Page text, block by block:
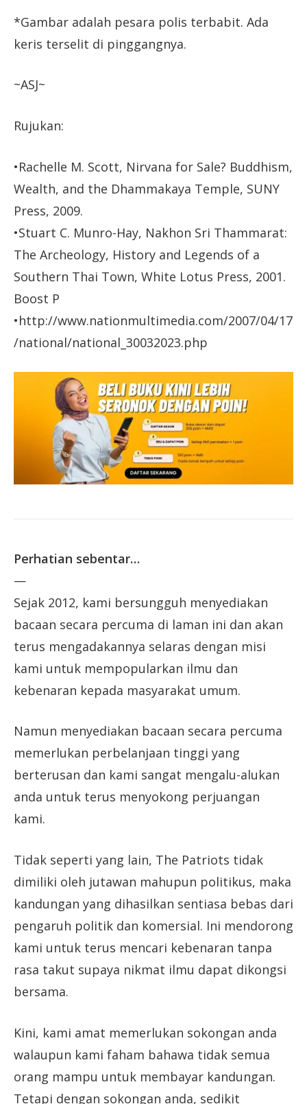
*Gambar adalah pesara polis terbabit. Ada
keris terselit di pinggangnya.
~ASJ~
Rujukan:
•Rachelle M. Scott, Nirvana for Sale? Buddhism,
Wealth, and the Dhammakaya Temple, SUNY
Press, 2009.
•Stuart C. Munro-Hay, Nakhon Sri Thammarat:
The Archeology, History and Legends of a
Southern Thai Town, White Lotus Press, 2001.
Boost P
•http://www.nationmultimedia.com/2007/04/17
/national/national_30032023.php
Perhatian sebentar…
—
Sejak 2012, kami bersungguh menyediakan
bacaan secara percuma di laman ini dan akan
terus mengadakannya selaras dengan misi
kami untuk mempopularkan ilmu dan
kebenaran kepada masyarakat umum.
Namun menyediakan bacaan secara percuma
memerlukan perbelanjaan tinggi yang
berterusan dan kami sangat mengalu-alukan
anda untuk terus menyokong perjuangan
kami.
Tidak seperti yang lain, The Patriots tidak
dimiliki oleh jutawan mahupun politikus, maka
kandungan yang dihasilkan sentiasa bebas dari
pengaruh politik dan komersial. Ini mendorong
kami untuk terus mencari kebenaran tanpa
rasa takut supaya nikmat ilmu dapat dikongsi
bersama.
Kini, kami amat memerlukan sokongan anda
walaupun kami faham bahawa tidak semua
orang mampu untuk membayar kandungan.
Tetapi dengan sokongan anda, sedikit